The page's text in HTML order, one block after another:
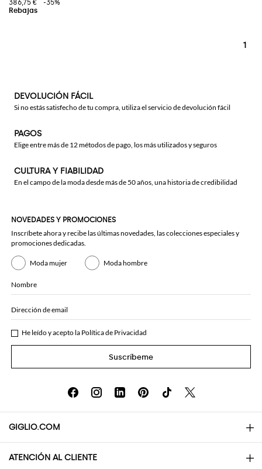
386,75 €
-35%
1
DEVOLUCIÓN FÁCIL
Si no estás satisfecho de tu compra, utiliza el servicio de devolución fácil
PAGOS
Elige entre más de 12 métodos de pago, los más utilizados y seguros
CULTURA Y FIABILIDAD
En el campo de la moda desde más de 50 años, una historia de credibilidad
NOVEDADES Y PROMOCIONES
Inscríbete ahora y recibe las últimas novedades, las colecciones especiales y
promociones dedicadas.
Moda mujer Moda hombre
Nombre
Dirección de email
He leído y acepto la Política de Privacidad
Suscríbeme
GIGLIO.COM
About
ATENCIÓN AL CLIENTE